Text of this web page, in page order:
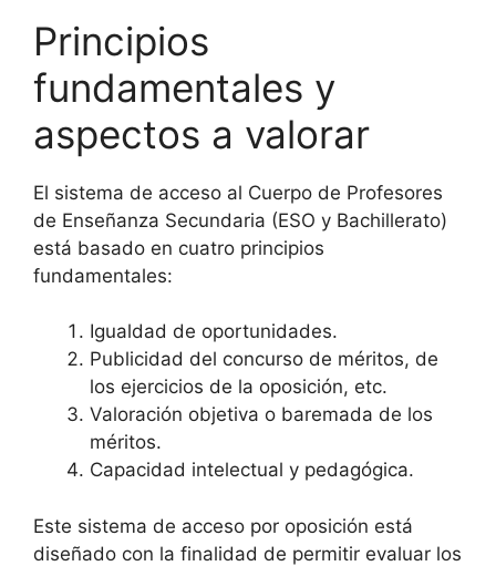
Principios
fundamentales y
aspectos a valorar
El sistema de acceso al Cuerpo de Profesores
de Enseñanza Secundaria (ESO y Bachillerato)
está basado en cuatro principios
fundamentales:
Igualdad de oportunidades.
Publicidad del concurso de méritos, de
los ejercicios de la oposición, etc.
Valoración objetiva o baremada de los
méritos.
Capacidad intelectual y pedagógica.
Este sistema de acceso por oposición está
diseñado con la finalidad de permitir evaluar los